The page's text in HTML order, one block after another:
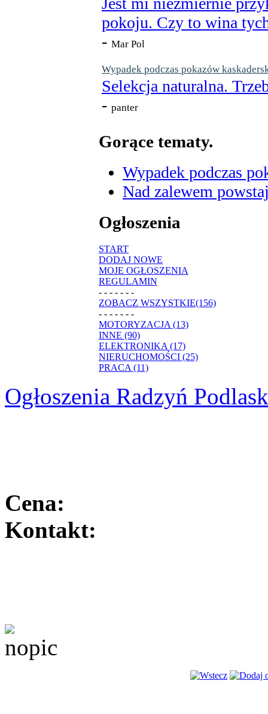
pokoju. Czy to wina
- Mar Pol
Wypadek podczas pokazów
Selekcja naturalna.
- panter
Gorące tematy.
Wypadek podczas
Nad zalewem
Ogłoszenia
START
DODAJ NOWE
MOJE OGŁOSZENIA
REGULAMIN
- - - - - - -
ZOBACZ WSZYSTKIE(156)
- - - - - - -
MOTORYZACJA (13)
INNE (90)
ELEKTRONIKA (17)
NIERUCHOMOŚCI (25)
PRACA (11)
Ogłoszenia Radzyń
Cena:
Kontakt: